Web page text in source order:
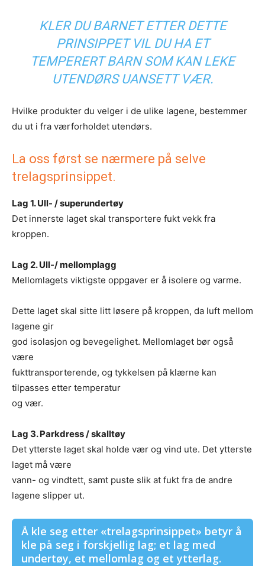
KLER DU BARNET ETTER DETTE
PRINSIPPET VIL DU HA ET
TEMPERERT BARN SOM KAN LEKE
UTENDØRS UANSETT VÆR.
Hvilke produkter du velger i de ulike lagene, bestemmer
du ut i fra værforholdet utendørs.
La oss først se nærmere på selve
trelagsprinsippet.
Lag 1. Ull- / superundertøy
Det innerste laget skal transportere fukt vekk fra
kroppen.
Lag 2. Ull-/ mellomplagg
Mellomlagets viktigste oppgaver er å isolere og varme.
Dette laget skal sitte litt løsere på kroppen, da luft mellom
lagene gir
god isolasjon og bevegelighet. Mellomlaget bør også
være
fukttransporterende, og tykkelsen på klærne kan
tilpasses etter temperatur
og vær.
Lag 3. Parkdress / skalltøy
Det ytterste laget skal holde vær og vind ute. Det ytterste
laget må være
vann- og vindtett, samt puste slik at fukt fra de andre
lagene slipper ut.
Å kle seg etter «trelagsprinsippet» betyr å
kle på seg i forskjellig lag; et lag med
undertøy, et mellomlag og et ytterlag.